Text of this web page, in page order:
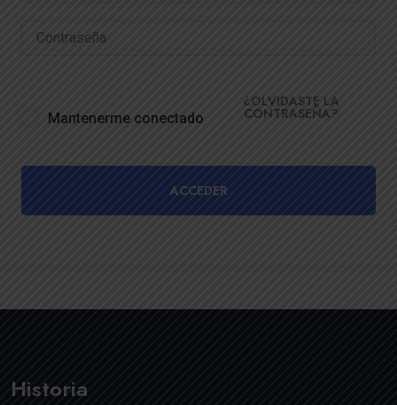
Mantenerme conectado
¿OLVIDASTE LA
CONTRASEÑA?
ACCEDER
Historia